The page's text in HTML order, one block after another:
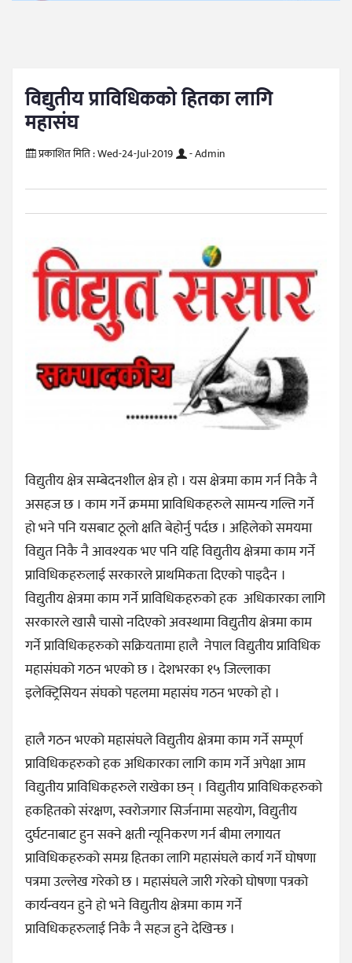
विद्युतीय प्राविधिकको हितका लागि
महासंघ
प्रकाशित मिति :Wed-24-Jul-2019 - Admin
विद्युतीय क्षेत्र सम्बेदनशील क्षेत्र हो । यस क्षेत्रमा काम गर्न निकै नै
असहज छ । काम गर्ने क्रममा प्राविधिकहरुले सामन्य गल्ति गर्ने
हो भने पनि यसबाट ठूलो क्षति बेहोर्नु पर्दछ । अहिलेको समयमा
विद्युत निकै नै आवश्यक भए पनि यहि विद्युतीय क्षेत्रमा काम गर्ने
प्राविधिकहरुलाई सरकारले प्राथमिकता दिएको पाइदैन ।
विद्युतीय क्षेत्रमा काम गर्ने प्राविधिकहरुको हक अधिकारका लागि
सरकारले खासै चासो नदिएको अवस्थामा विद्युतीय क्षेत्रमा काम
गर्ने प्राविधिकहरुको सक्रियतामा हालै नेपाल विद्युतीय प्राविधिक
महासंघको गठन भएको छ । देशभरका १५ जिल्लाका
इलेक्ट्रिसियन संघको पहलमा महासंघ गठन भएको हो ।
हालै गठन भएको महासंघले विद्युतीय क्षेत्रमा काम गर्ने सम्पूर्ण
प्राविधिकहरुको हक अधिकारका लागि काम गर्ने अपेक्षा आम
विद्युतीय प्राविधिकहरुले राखेका छन् । विद्युतीय प्राविधिकहरुको
हकहितको संरक्षण, स्वरोजगार सिर्जनामा सहयोग, विद्युतीय
दुर्घटनाबाट हुन सक्ने क्षती न्यूनिकरण गर्न बीमा लगायत
प्राविधिकहरुको समग्र हितका लागि महासंघले कार्य गर्ने घोषणा
पत्रमा उल्लेख गरेको छ । महासंघले जारी गरेको घोषणा पत्रको
कार्यन्वयन हुने हो भने विद्युतीय क्षेत्रमा काम गर्ने
प्राविधिकहरुलाई निकै नै सहज हुने देखिन्छ ।